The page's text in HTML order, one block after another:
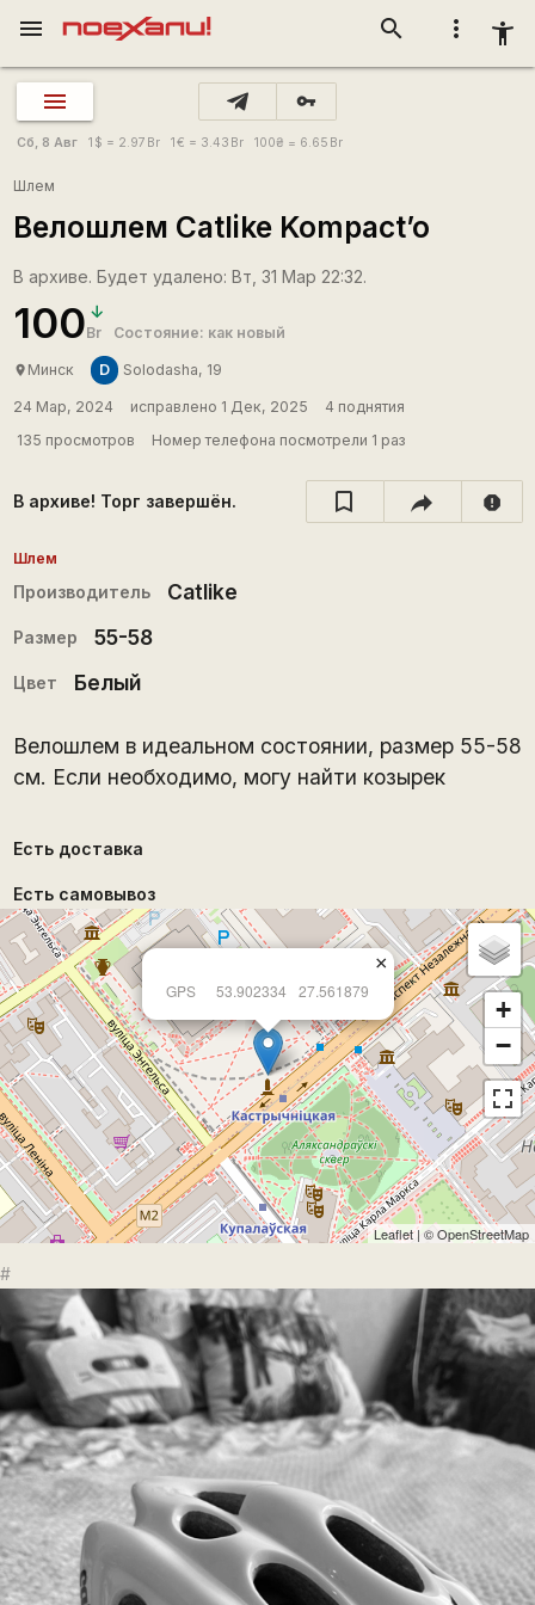
more_vert accessibility_new
search
menu
vpn_key
Сб, 8 Авг 1 $ = 2.97 Br 1€ = 3.43 Br 100₴ = 6.65 Br
Шлем
Велошлем Catlike Kompact’o
В архиве. Будет удалено: Вт, 31 Мар 22:32.
100Br Состояние: как новый
place Минск D Solodasha, 19
24 Мар, 2024 исправлено 1 Дек, 2025
4 поднятия
135 просмотров
Номер телефона посмотрели 1 раз
В архиве! Торг завершён. report
Шлем
Производитель Catlike
Размер 55-58
Цвет Белый
Велошлем в идеальном состоянии, размер 55-58
см. Если необходимо, могу найти козырек
Есть доставка
Есть самовывоз
GPS 53.902334 27.561879
×
+
−
Leaflet| ©OpenStreetMap
#